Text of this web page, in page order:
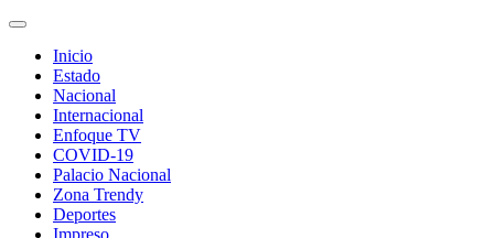
Inicio
Estado
Nacional
Internacional
Enfoque TV
COVID-19
Palacio Nacional
Zona Trendy
Deportes